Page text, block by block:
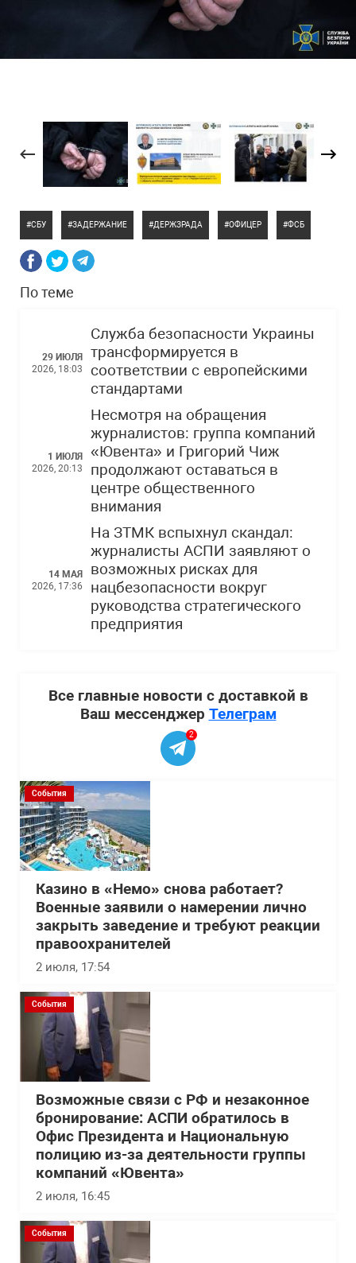
СБУ ЗАДЕРЖАНИЕ ДЕРЖЗРАДА ОФИЦЕР ФСБ
По теме
29 ИЮЛЯ
2026, 18:03
Служба безопасности Украины
трансформируется в
соответствии с европейскими
стандартами
1 ИЮЛЯ
2026, 20:13
Несмотря на обращения
журналистов: группа компаний
«Ювента» и Григорий Чиж
продолжают оставаться в
центре общественного
внимания
14 МАЯ
2026, 17:36
На ЗТМК вспыхнул скандал:
журналисты АСПИ заявляют о
возможных рисках для
нацбезопасности вокруг
руководства стратегического
предприятия
Все главные новости с доставкой в
Ваш мессенджер Телеграм
2
События
Казино в «Немо» снова работает?
Военные заявили о намерении лично
закрыть заведение и требуют реакции
правоохранителей
2 июля, 17:54
События
Возможные связи с РФ и незаконное
бронирование: АСПИ обратилось в
Офис Президента и Национальную
полицию из-за деятельности группы
компаний «Ювента»
2 июля, 16:45
События